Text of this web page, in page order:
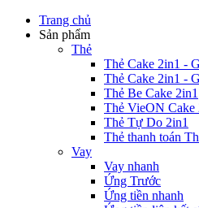
Trang chủ
Sản phẩm
Thẻ
Thẻ Cake 2in1 -
Thẻ Cake 2in1 -
Thẻ Be Cake 2in1
Thẻ VieON Cake
Thẻ Tự Do 2in1
Thẻ thanh toán
Vay
Vay nhanh
Ứng Trước
Ứng tiền nhanh